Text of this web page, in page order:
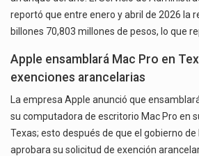
reportó que entre enero y abril de 2026 la
billones 70,803 millones de pesos, lo que
Apple ensamblará Mac Pro en
exenciones arancelarias
La empresa Apple anunció que
su computadora de escritorio Mac Pro en
Texas; esto después de que el gobierno de
aprobara su solicitud de exención